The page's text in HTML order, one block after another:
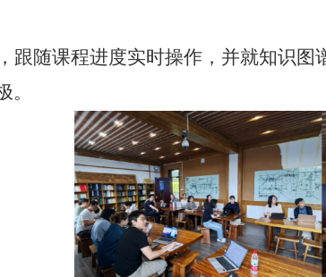
跟随课程进度实时操作，并就知识